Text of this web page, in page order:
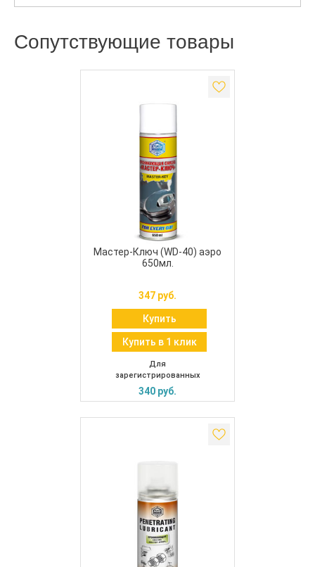
Сопутствующие товары
Мастер-Ключ (WD-40) аэро
650мл.
347 руб.
Купить
Купить в 1 клик
Для
зарегистрированных
340 руб.